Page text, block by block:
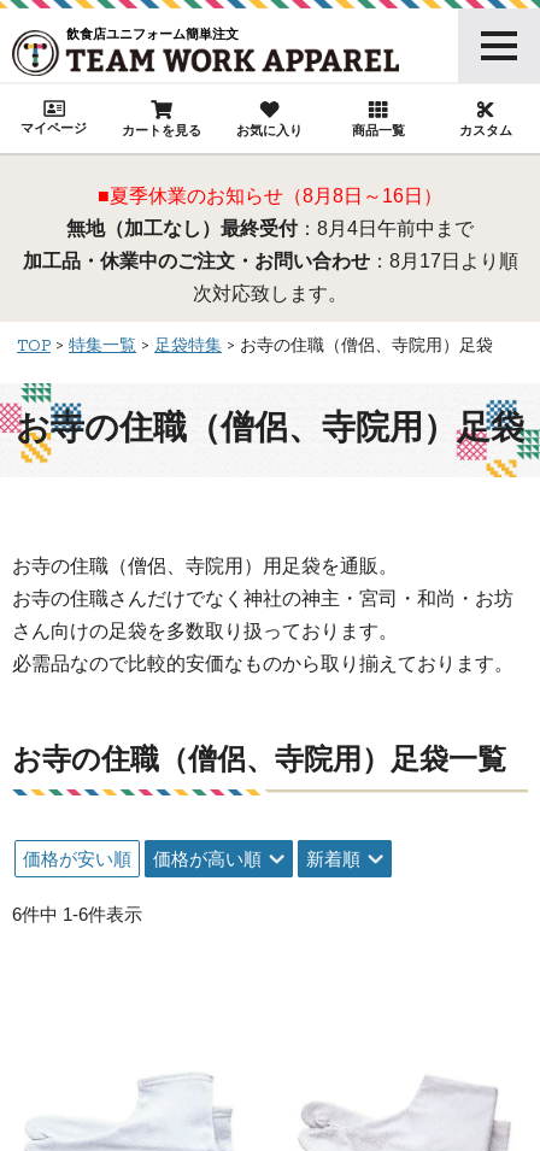
飲食店ユニフォーム簡単注文
マイページ カートを見る お気に入り 商品一覧 カスタム
■夏季休業のお知らせ（8月8日～16日）
無地（加工なし）最終受付：8月4日午前中まで
加工品・休業中のご注文・お問い合わせ：8月17日より順
次対応致します。
TOP 特集一覧 足袋特集 お寺の住職（僧侶、寺院用）足袋
お寺の住職（僧侶、寺院用）足袋
お寺の住職（僧侶、寺院用）用足袋を通販。
お寺の住職さんだけでなく神社の神主・宮司・和尚・お坊
さん向けの足袋を多数取り扱っております。
必需品なので比較的安価なものから取り揃えております。
お寺の住職（僧侶、寺院用）足袋一覧
価格が安い順 価格が高い順 新着順
6件中 1-6件表示